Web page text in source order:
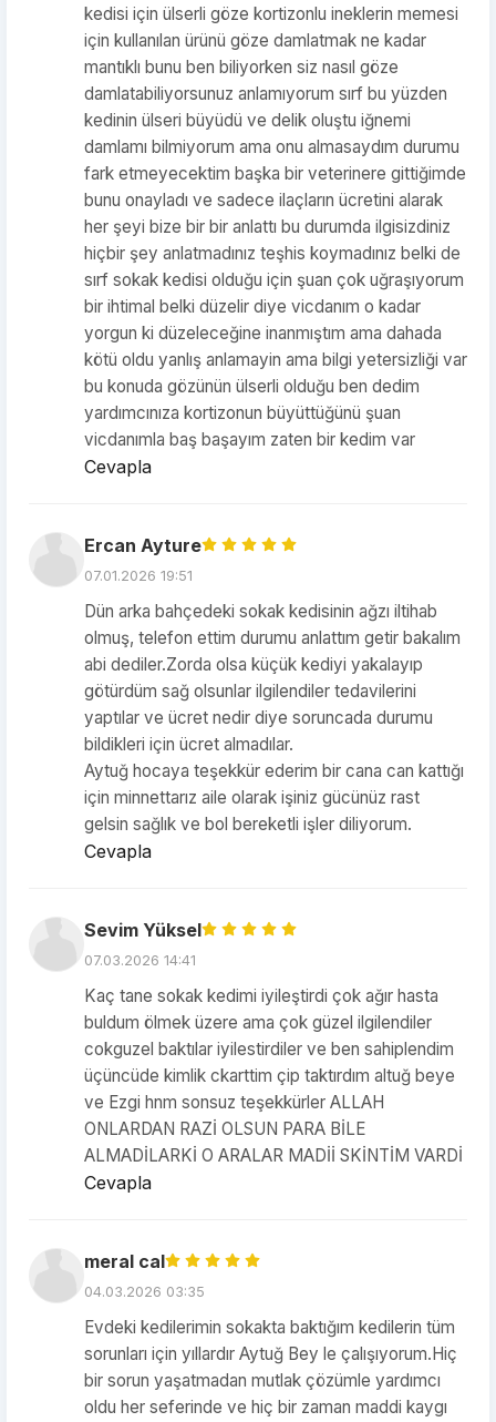
kedisi için ülserli göze kortizonlu ineklerin memesi
için kullanılan ürünü göze damlatmak ne kadar
mantıklı bunu ben biliyorken siz nasıl göze
damlatabiliyorsunuz anlamıyorum sırf bu yüzden
kedinin ülseri büyüdü ve delik oluştu iğnemi
damlamı bilmiyorum ama onu almasaydım durumu
fark etmeyecektim başka bir veterinere gittiğimde
bunu onayladı ve sadece ilaçların ücretini alarak
her şeyi bize bir bir anlattı bu durumda ilgisizdiniz
hiçbir şey anlatmadınız teşhis koymadınız belki de
sırf sokak kedisi olduğu için şuan çok uğraşıyorum
bir ihtimal belki düzelir diye vicdanım o kadar
yorgun ki düzeleceğine inanmıştım ama dahada
kötü oldu yanlış anlamayin ama bilgi yetersizliği var
bu konuda gözünün ülserli olduğu ben dedim
yardımcınıza kortizonun büyüttüğünü şuan
vicdanımla baş başayım zaten bir kedim var
Cevapla
Ercan Ayture
07.01.2026 19:51
Dün arka bahçedeki sokak kedisinin ağzı iltihab
olmuş, telefon ettim durumu anlattım getir bakalım
abi dediler.Zorda olsa küçük kediyi yakalayıp
götürdüm sağ olsunlar ilgilendiler tedavilerini
yaptılar ve ücret nedir diye soruncada durumu
bildikleri için ücret almadılar.
Aytuğ hocaya teşekkür ederim bir cana can kattığı
için minnettarız aile olarak işiniz gücünüz rast
gelsin sağlık ve bol bereketli işler diliyorum.
Cevapla
Sevim Yüksel
07.03.2026 14:41
Kaç tane sokak kedimi iyileştirdi çok ağır hasta
buldum ölmek üzere ama çok güzel ilgilendiler
cokguzel baktılar iyilestirdiler ve ben sahiplendim
üçüncüde kimlik ckarttim çip taktırdım altuğ beye
ve Ezgi hnm sonsuz teşekkürler ALLAH
ONLARDAN RAZİ OLSUN PARA BİLE
ALMADİLARKİ O ARALAR MADİİ SKİNTİM VARDİ
Cevapla
meral cal
04.03.2026 03:35
Evdeki kedilerimin sokakta baktığım kedilerin tüm
sorunları için yıllardır Aytuğ Bey le çalışıyorum.Hiç
bir sorun yaşatmadan mutlak çözümle yardımcı
oldu her seferinde ve hiç bir zaman maddi kaygı